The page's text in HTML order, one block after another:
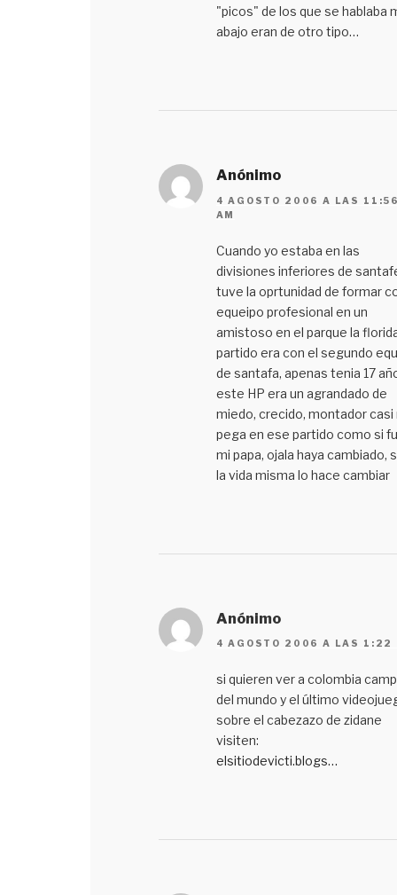
"picos" de los que se hablaba
abajo eran de otro tipo…
Anónimo
4 AGOSTO 2006 A LAS
AM
Cuando yo estaba en las
divisiones inferiores de
tuve la oprtunidad de formar
equeipo profesional en un
amistoso en el parque la
partido era con el segundo
de santafa, apenas tenia 17
este HP era un agrandado de
miedo, crecido, montador casi
pega en ese partido como si
mi papa, ojala haya cambiado,
la vida misma lo hace cambiar
Anónimo
4 AGOSTO 2006 A LAS 1:22
si quieren ver a colombia
del mundo y el último
sobre el cabezazo de zidane
visiten:
elsitiodevicti.blogs…